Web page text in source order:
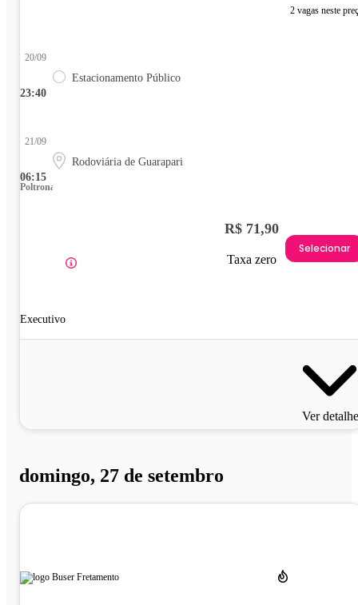
2 vagas neste
23:40
20/09
Estacionamento Público
06:15
21/09
Rodoviária de Guarapari
Poltrona
Executivo
R$ 71,90
Taxa zero
Selecionar
Ver
domingo, 27 de setembro